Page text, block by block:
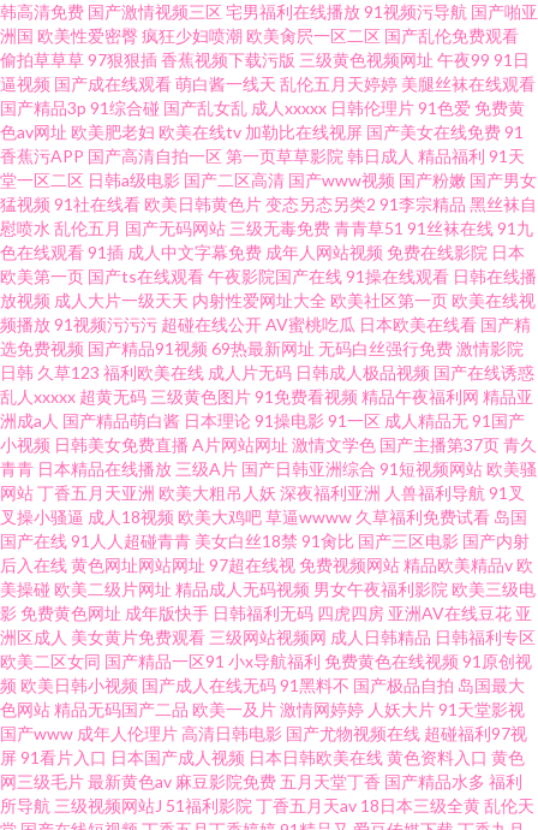
院 91真人视频 亚洲入人妻 日本黄色高清视频网站 www操逼肏肏逼肏逼 海角
社区豆花网址 久久99热色 密桃视频成人网站亚洲 青青草国拍2019 日韩无码
高清一区 Www久草 九九干逼
韩高清免费 国产激情视频三区 宅男福利在线播放91视频污导航 国产啪亚
洲国 欧美性爱密臀 疯狂少妇喷潮 欧美肏屄一区二区 国产乱伦免费观看
偷拍草草草97狠狠插香蕉视频下载污版 三级黄色视频网址 午夜99 91日
逼视频 国产成在线观看萌白酱一线天 乱伦五月天婷婷 美腿丝袜在线观看
国产精品3p 91综合碰 国产乱女乱 成人xxxxx 日韩伦理片91色爱 免费黄
色av网址 欧美肥老妇 欧美在线tv 加勒比在线视屏 国产美女在线免费91
香蕉污APP 国产高清自拍一区 第一页草草影院 韩日成人 精品福利 91天
堂一区二区 日韩a级电影 国产二区高清 国产www视频 国产粉嫩 国产男女
猛视频 91社在线看 欧美日韩黄色片变态另态另类2 91李宗精品 黑丝袜自
慰喷水 乱伦五月 国产无码网站 三级无毒免费青青草51 91丝袜在线91九
色在线观看91插 成人中文字幕免费 成年人网站视频 免费在线影院 日本
欧美第一页 国产ts在线观看午夜影院国产在线91操在线观看 日韩在线播
放视频 成人大片一级天天 内射性爱网址大全 欧美社区第一页 欧美在线视
频播放91视频污污污 超碰在线公开AV蜜桃吃瓜 日本欧美在线看 国产精
选免费视频 国产精品91视频 69热最新网址 无码白丝强行免费激情影院
日韩 久草123 福利欧美在线 成人片无码 日韩成人极品视频 国产在线诱惑
乱人xxxxx 超黄无码 三级黄色图片91免费看视频 精品午夜福利网 精品亚
洲成a人 国产精品萌白酱 日本理论91操电影 91一区 成人精品无91国产
小视频 日韩美女免费直播 A片网站网址 激情文学色 国产主播第37页青久
青青 日本精品在线播放 三级A片 国产日韩亚洲综合 91短视频网站 欧美骚
网站丁香五月天亚洲 欧美大粗吊人妖 深夜福利亚洲 人兽福利导航 91叉
叉操小骚逼 成人18视频 欧美大鸡吧草逼wwww 久草福利免费试看 岛国
国产在线91人人超碰青青 美女白丝18禁 91肏比 国产三区电影 国产内射
后入在线黄色网址网站网址 97超在线视 免费视频网站精品欧美精品v 欧
美操碰 欧美二级片网址 精品成人无码视频 男女午夜福利影院 欧美三级电
影 免费黄色网址 成年版快手 日韩福利无码 四虎四房 亚洲AV在线豆花 亚
洲区成人 美女黄片免费观看 三级网站视频网 成人日韩精品 日韩福利专区
欧美二区女同 国产精品一区91 小x导航福利 免费黄色在线视频 91原创视
频 欧美日韩小视频 国产成人在线无码91黑料不 国产极品自拍 岛国最大
色网站精品无码国产二品 欧美一及片激情网婷婷 人妖大片91天堂影视
国产www 成年人伦理片高清日韩电影 国产尤物视频在线 超碰福利97视
屏91看片入口 日本国产成人视频 日本日韩欧美在线黄色资料入口 黄色
网三级毛片最新黄色av 麻豆影院免费 五月天堂丁香 国产精品水多 福利
所导航 三级视频网站J 51福利影院 丁香五月天av 18日本三级全黄乱伦天